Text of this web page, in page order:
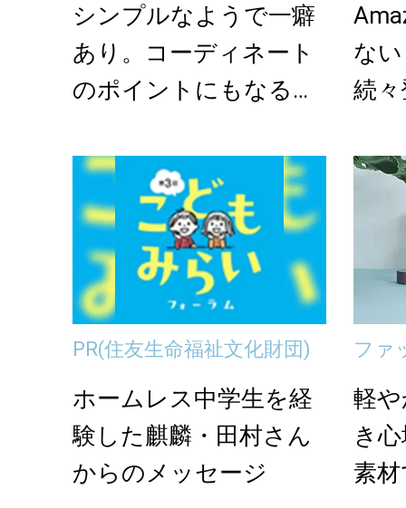
シンプルなようで一癖
あり。コーディネート
のポイントにもなるお
＜...
な
続
PR(住友生命福祉文化財団)
ホームレス中学生を経
験した麒麟・田村さん
からのメッセージ
ファ
軽
き
素